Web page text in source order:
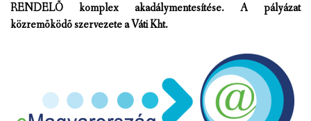
ÖNKORMÁNYZAT
NEMZETISÉGI ÖNKORMÁNYZAT
RENDELÕ komplex akadálymentesítése. A pályázat
közremõködõ szervezete a Váti Kht.